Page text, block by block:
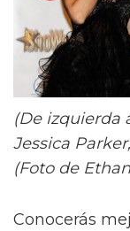
(De izquierda
Jessica
(Foto de
Conocerás